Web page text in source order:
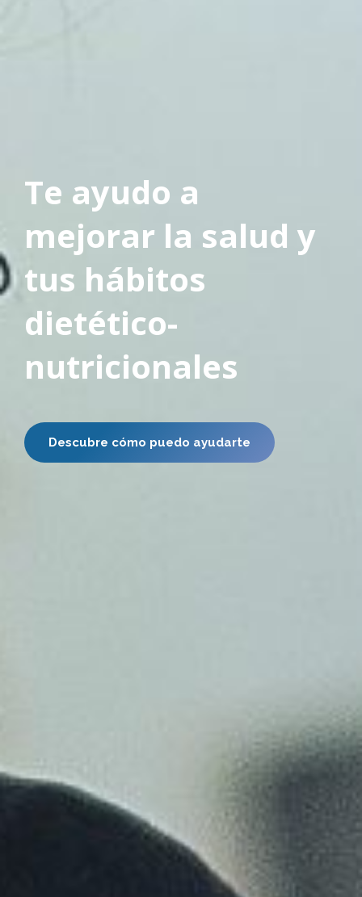
Te ayudo a
mejorar la salud y
tus hábitos
dietético-
nutricionales
Descubre cómo puedo ayudarte